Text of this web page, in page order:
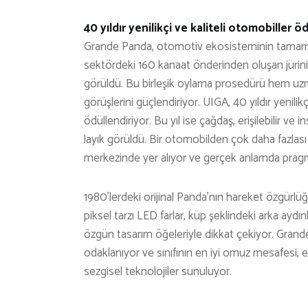
40 yıldır yenilikçi ve kaliteli otomobiller
Grande Panda, otomotiv ekosisteminin
sektördeki 160 kanaat önderinden oluşan
görüldü. Bu birleşik oylama prosedürü hem
görüşlerini güçlendiriyor. UIGA, 40 yıldır
ödüllendiriyor. Bu yıl ise çağdaş, erişilebilir ve
layık görüldü. Bir otomobilden çok daha
merkezinde yer alıyor ve gerçek anlamda
1980’lerdeki orijinal Panda’nın hareket
piksel tarzı LED farlar, küp şeklindeki arka
özgün tasarım öğeleriyle dikkat çekiyor. Grande
odaklanıyor ve sınıfının en iyi omuz
sezgisel teknolojiler sunuluyor.